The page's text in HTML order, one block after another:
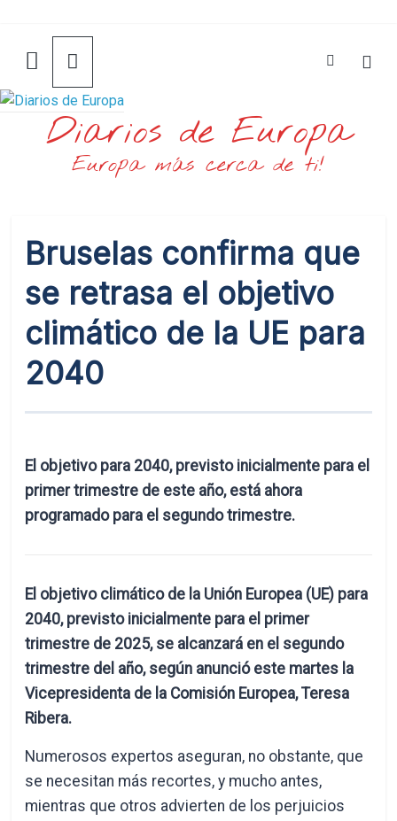
contenido
Diarios de Europa
Europa más cerca de ti!
Bruselas confirma que
se retrasa el objetivo
climático de la UE para
2040
El objetivo para 2040, previsto inicialmente para el
primer trimestre de este año, está ahora
programado para el segundo trimestre.
El objetivo climático de la Unión Europea (UE) para
2040, previsto inicialmente para el primer
trimestre de 2025, se alcanzará en el segundo
trimestre del año, según anunció este martes la
Vicepresidenta de la Comisión Europea, Teresa
Ribera.
Numerosos expertos aseguran, no obstante, que
se necesitan más recortes, y mucho antes,
mientras que otros advierten de los perjuicios